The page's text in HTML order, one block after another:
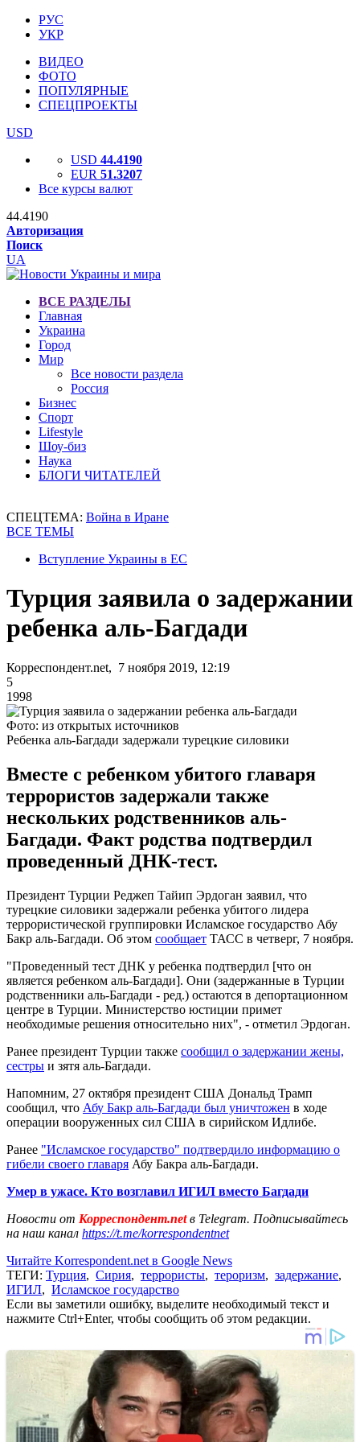
РУС
УКР
ВИДЕО
ФОТО
ПОПУЛЯРНЫЕ
СПЕЦПРОЕКТЫ
USD
USD 44.4190
EUR 51.3207
Все курсы валют
44.4190
Авторизация
Поиск
UA
ВСЕ РАЗДЕЛЫ
Главная
Украина
Город
Мир
Все новости раздела
Россия
Бизнес
Спорт
Lifestyle
Шоу-биз
Наука
БЛОГИ ЧИТАТЕЛЕЙ
СПЕЦТЕМА: Война в Иране
ВСЕ ТЕМЫ
Вступление Украины в ЕС
Турция заявила о задержании
ребенка аль-Багдади
Корреспондент.net, 7 ноября 2019, 12:19
5
1998
Фото: из открытых источников
Ребенка аль-Багдади задержали турецкие силовики
Вместе с ребенком убитого главаря
террористов задержали также
нескольких родственников аль-
Багдади. Факт родства подтвердил
проведенный ДНК-тест.
Президент Турции Реджеп Тайип Эрдоган заявил, что
турецкие силовики задержали ребенка убитого лидера
террористической группировки Исламское государство Абу
Бакр аль-Багдади. Об этом сообщает ТАСС в четверг, 7 ноября.
"Проведенный тест ДНК у ребенка подтвердил [что он
является ребенком аль-Багдади]. Они (задержанные в Турции
родственники аль-Багдади - ред.) остаются в депортационном
центре в Турции. Министерство юстиции примет
необходимые решения относительно них", - отметил Эрдоган.
Ранее президент Турции также сообщил о задержании жены,
сестры и зятя аль-Багдади.
Напомним, 27 октября президент США Дональд Трамп
сообщил, что Абу Бакр аль-Багдади был уничтожен в ходе
операции вооруженных сил США в сирийском Идлибе.
Ранее "Исламское государство" подтвердило информацию о
гибели своего главаря Абу Бакра аль-Багдади.
Умер в ужасе. Кто возглавил ИГИЛ вместо Багдади
Новости от Корреспондент.netв Telegram. Подписывайтесь
на наш канал https://t.me/korrespondentnet
Читайте Korrespondent.net в Google News
ТЕГИ: Турция, Сирия, террористы, тероризм, задержание,
ИГИЛ, Исламское государство
Если вы заметили ошибку, выделите необходимый текст и
нажмите Ctrl+Enter, чтобы сообщить об этом редакции.